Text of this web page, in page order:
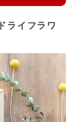
ライフラワ